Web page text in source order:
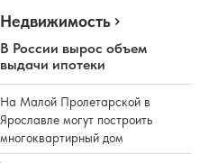
Недвижимость
В России вырос объем
выдачи ипотеки
На Малой Пролетарской в
Ярославле могут построить
многоквартирный дом